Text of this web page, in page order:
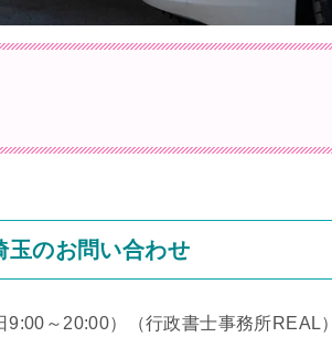
玉のお問い合わせ
9:00～20:00） （行政書士事務所REAL）